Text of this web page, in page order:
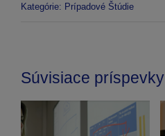
Kategórie: Prípadové Štúdie
Súvisiace príspevky